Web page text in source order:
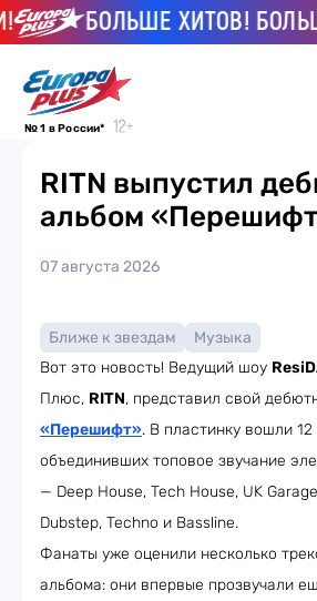
БОЛЬШЕ ХИТОВ!
№ 1 в России*
RITN выпустил
альбом
07 августа 2026
Ближе к звездам
Музыка
Вот это новость! Ведущий шоу
Плюс, RITN, представил свой
«Перешифт». В пластинку вошли 12
объединивших топовое звучание
— Deep House, Tech House, UK
Dubstep, Techno и Bassline.
Фанаты уже оценили несколько
альбома: они впервые прозвучали